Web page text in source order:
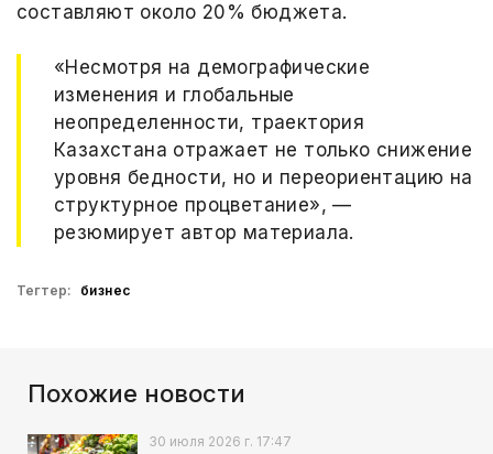
составляют около 20% бюджета.
«Несмотря на демографические
изменения и глобальные
неопределенности, траектория
Казахстана отражает не только снижение
уровня бедности, но и переориентацию на
структурное процветание», —
резюмирует автор материала.
Тегтер: бизнес
Похожие новости
30 июля 2026 г. 17:47